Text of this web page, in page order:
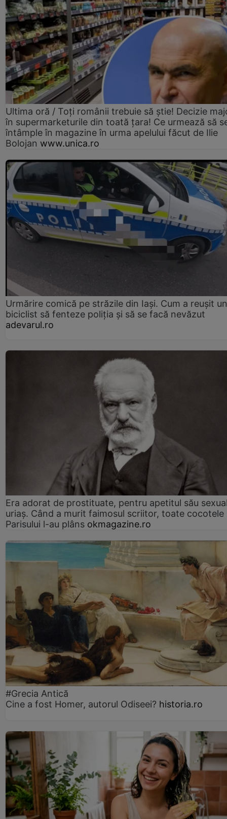
Ultima oră / Toți românii trebuie să știe! Decizie
în supermarketurile din toată țara! Ce urmează să
întâmple în magazine în urma apelului făcut de Ilie
Bolojan www.unica.ro
Urmărire comică pe străzile din Iași. Cum a reușit un
biciclist să fenteze poliția și să se facă nevăzut
adevarul.ro
Era adorat de prostituate, pentru apetitul său
uriaș. Când a murit faimosul scriitor, toate cocotele
Parisului l-au plâns okmagazine.ro
#Grecia Antică
Cine a fost Homer, autorul Odiseei? historia.ro